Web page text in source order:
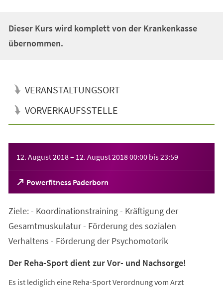
Dieser Kurs wird komplett von der Krankenkasse
übernommen.
VERANSTALTUNGSORT
VORVERKAUFSSTELLE
12. August 2018– 12. August 201800:00 bis23:59
Powerfitness Paderborn
(Öffnet
in
neuen
Ziele: - Koordinationstraining - Kräftigung der
Gesamtmuskulatur - Förderung des sozialen
Verhaltens - Förderung der Psychomotorik
Der Reha-Sport dient zur Vor- und Nachsorge!
Es ist lediglich eine Reha-Sport Verordnung vom Arzt